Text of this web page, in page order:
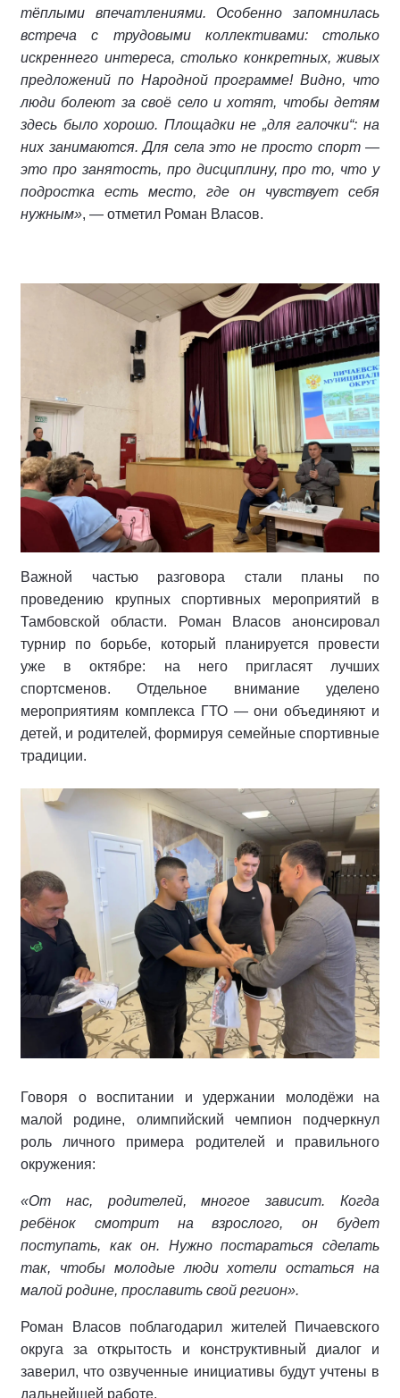
тёплыми впечатлениями. Особенно запомнилась
встреча с трудовыми коллективами: столько
искреннего интереса, столько конкретных, живых
предложений по Народной программе! Видно, что
люди болеют за своё село и хотят, чтобы детям
здесь было хорошо. Площадки не „для галочки“: на
них занимаются. Для села это не просто спорт —
это про занятость, про дисциплину, про то, что у
подростка есть место, где он чувствует себя
нужным», — отметил Роман Власов.
Важной частью разговора стали планы по
проведению крупных спортивных мероприятий в
Тамбовской области. Роман Власов анонсировал
турнир по борьбе, который планируется провести
уже в октябре: на него пригласят лучших
спортсменов. Отдельное внимание уделено
мероприятиям комплекса ГТО — они объединяют и
детей, и родителей, формируя семейные спортивные
традиции.
Говоря о воспитании и удержании молодёжи на
малой родине, олимпийский чемпион подчеркнул
роль личного примера родителей и правильного
окружения:
«От нас, родителей, многое зависит. Когда
ребёнок смотрит на взрослого, он будет
поступать, как он. Нужно постараться сделать
так, чтобы молодые люди хотели остаться на
малой родине, прославить свой регион».
Роман Власов поблагодарил жителей Пичаевского
округа за открытость и конструктивный диалог и
заверил, что озвученные инициативы будут учтены в
дальнейшей работе.